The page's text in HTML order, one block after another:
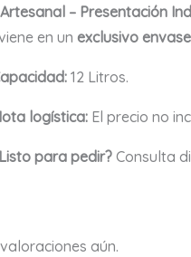
– Presentación
en un exclusivo
12 Litros.
logística:El precio no
para pedir?Consulta
aún.